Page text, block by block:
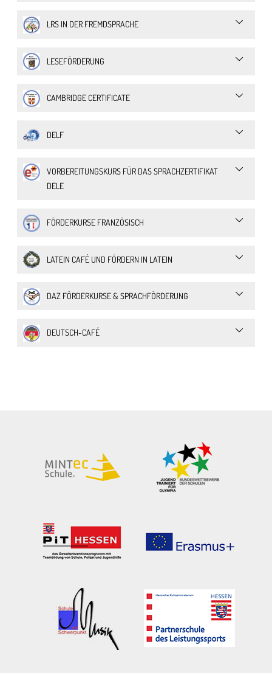
LRS IN DER FREMDSPRACHE
LESEFÖRDERUNG
CAMBRIDGE CERTIFICATE
DELF
VORBEREITUNGSKURS FÜR DAS SPRACHZERTIFIKAT
DELE
FÖRDERKURSE FRANZÖSISCH
LATEIN CAFÉ UND FÖRDERN IN LATEIN
DAZ FÖRDERKURSE & SPRACHFÖRDERUNG
DEUTSCH-CAFÉ